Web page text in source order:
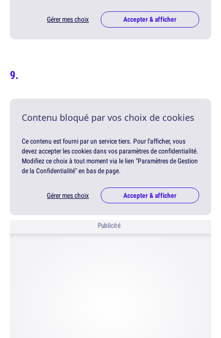
Gérer mes choix Accepter & afficher
Contenu bloqué par vos choix de cookies
Ce contenu est fourni par un service tiers. Pour l'afficher, vous
devez accepter les cookies dans vos paramètres de confidentialité.
Modifiez ce choix à tout moment via le lien "Paramètres de Gestion
de la Confidentialité" en bas de page.
Gérer mes choix Accepter & afficher
Publicité